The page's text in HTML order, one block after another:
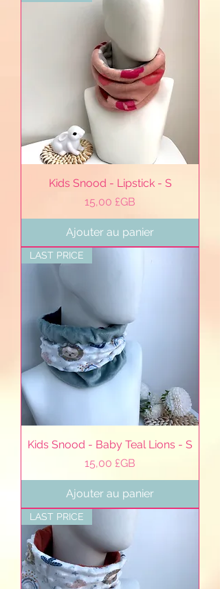
Kids Snood - Lipstick - S
Prix
15,00 £GB
Ajouter au panier
LAST PRICE
Kids Snood - Baby Teal Lions - S
Prix
15,00 £GB
Ajouter au panier
LAST PRICE